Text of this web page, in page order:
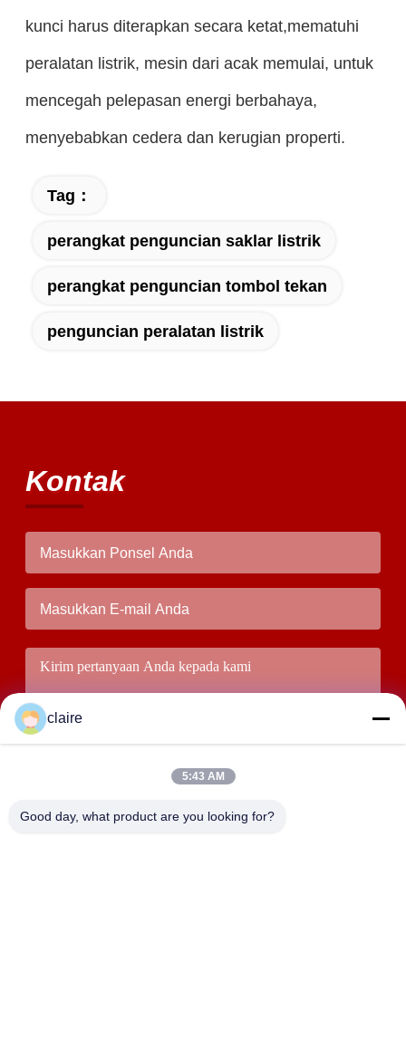
kunci harus diterapkan secara ketat,mematuhi
peralatan listrik, mesin dari acak memulai, untuk
mencegah pelepasan energi berbahaya,
menyebabkan cedera dan kerugian properti.
Tag：
perangkat penguncian saklar listrik
perangkat penguncian tombol tekan
penguncian peralatan listrik
Kontak
claire
5:43 AM
Good day, what product are you looking for?